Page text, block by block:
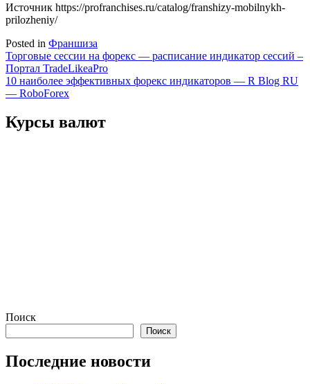
Источник https://profranchises.ru/catalog/franshizy-mobilnykh-
prilozheniy/
Posted in Франшиза
Навигация
по
записям
Торговые сессии на форекс — расписание индикатор сессий –
Портал TradeLikeaPro
10 наиболее эффективных форекс индикаторов — R Blog RU
— RoboForex
Курсы валют
Поиск
Поиск
Последние новости